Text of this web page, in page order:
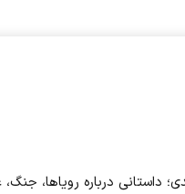
داستانی درباره رویاها،